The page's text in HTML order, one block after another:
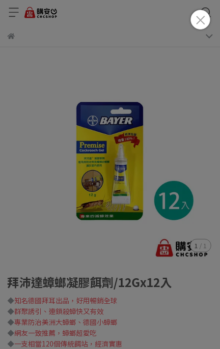
1 / 1
拜沛達蟑螂凝膠餌劑/12Gx12入
◆知名德國拜耳出品，好用暢銷全球
◆群聚誘引、連鎖殺蟑快又有效
◆專業防治美洲大蟑螂、德國小蟑螂
◆網友一致推薦，蟑螂超愛吃
◆一支相當120個傳統餌站，經濟實惠